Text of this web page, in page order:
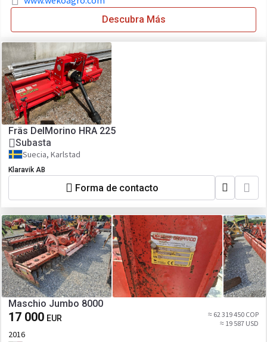
Descubra Más
Fräs DelMorino HRA 225
Subasta
Suecia, Karlstad
Klaravik AB
Forma de contacto
Maschio Jumbo 8000
17 000 EUR
≈ 62 319 450 COP
≈ 19 587 USD
2016